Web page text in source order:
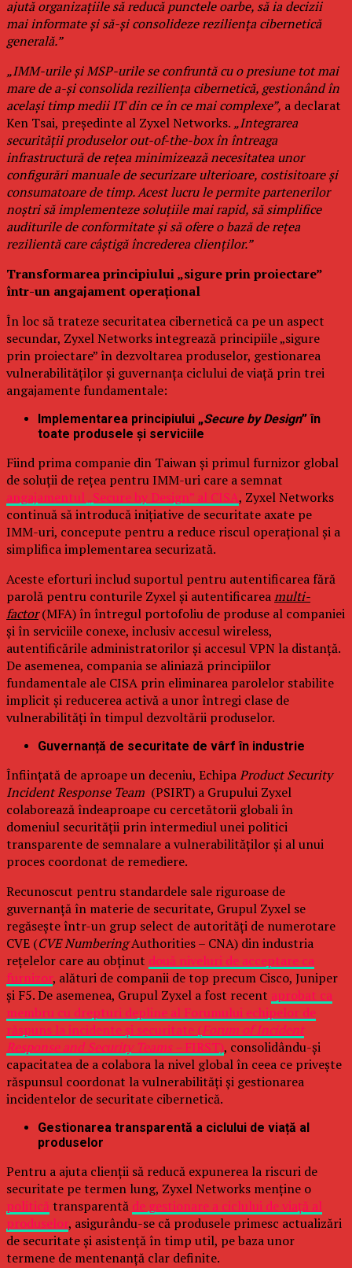
ajută organizațiile să reducă punctele oarbe, să ia decizii
mai informate și să-și consolideze reziliența cibernetică
generală.”
„IMM-urile și MSP-urile se confruntă cu o presiune tot mai
mare de a-și consolida reziliența cibernetică, gestionând în
același timp medii IT din ce în ce mai complexe”, a declarat
Ken Tsai, președinte al Zyxel Networks. „Integrarea
securității produselor out-of-the-box în întreaga
infrastructură de rețea minimizează necesitatea unor
configurări manuale de securizare ulterioare, costisitoare și
consumatoare de timp. Acest lucru le permite partenerilor
noștri să implementeze soluțiile mai rapid, să simplifice
auditurile de conformitate și să ofere o bază de rețea
rezilientă care câștigă încrederea clienților.”
Transformarea principiului „sigure prin proiectare”
într-un angajament operațional
În loc să trateze securitatea cibernetică ca pe un aspect
secundar, Zyxel Networks integrează principiile „sigure
prin proiectare” în dezvoltarea produselor, gestionarea
vulnerabilităților și guvernanța ciclului de viață prin trei
angajamente fundamentale:
Implementarea principiului „Secure by Design” în
toate produsele și serviciile
Fiind prima companie din Taiwan și primul furnizor global
de soluții de rețea pentru IMM-uri care a semnat
angajamentul „Secure by Design” al CISA, Zyxel Networks
continuă să introducă inițiative de securitate axate pe
IMM-uri, concepute pentru a reduce riscul operațional și a
simplifica implementarea securizată.
Aceste eforturi includ suportul pentru autentificarea fără
parolă pentru conturile Zyxel și autentificareamulti-
factor(MFA) în întregul portofoliu de produse al companiei
și în serviciile conexe, inclusiv accesul wireless,
autentificările administratorilor și accesul VPN la distanță.
De asemenea, compania se aliniază principiilor
fundamentale ale CISA prin eliminarea parolelor stabilite
implicit și reducerea activă a unor întregi clase de
vulnerabilități în timpul dezvoltării produselor.
Guvernanță de securitate de vârf în industrie
Înființată de aproape un deceniu, EchipaProduct Security
Incident Response Team (PSIRT) a Grupului Zyxel
colaborează îndeaproape cu cercetătorii globali în
domeniul securității prin intermediul unei politici
transparente de semnalare a vulnerabilităților și al unui
proces coordonat de remediere.
Recunoscut pentru standardele sale riguroase de
guvernanță în materie de securitate, Grupul Zyxel se
regăsește într-un grup select de autorități de numerotare
CVE (CVE NumberingAuthorities – CNA) din industria
rețelelor care au obținut două niveluri de acceptare ca
furnizor, alături de companii de top precum Cisco, Juniper
și F5. De asemenea, Grupul Zyxel a fost recent aprobat ca
membru cu drepturi depline al Forumului echipelor de
răspuns la incidente și securitate (Forum of Incident
Response and Security Teams –FIRST), consolidându-și
capacitatea de a colabora la nivel global în ceea ce privește
răspunsul coordonat la vulnerabilități și gestionarea
incidentelor de securitate cibernetică.
Gestionarea transparentă a ciclului de viață al
produselor
Pentru a ajuta clienții să reducă expunerea la riscuri de
securitate pe termen lung, Zyxel Networks menține o
politică transparentă de gestionare a ciclului de viață al
produselor, asigurându-se că produsele primesc actualizări
de securitate și asistență în timp util, pe baza unor
termene de mentenanță clar definite.